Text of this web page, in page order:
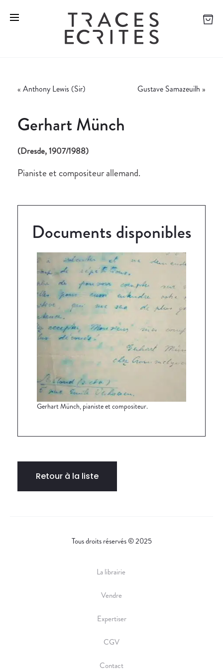
« Anthony Lewis (Sir) Gustave Samazeuilh »
Gerhart Münch
(Dresde, 1907/1988)
Pianiste et compositeur allemand.
Documents disponibles
Gerhart Münch, pianiste et compositeur.
Retour à la liste
Tous droits réservés © 2025
La librairie
Vendre
Expertiser
CGV
Contact